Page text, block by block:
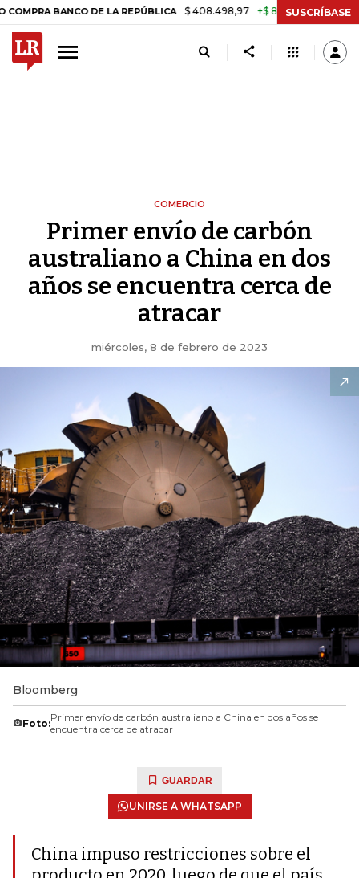
BANCO DE LA REPÚBLICA $ 408.498,97 +$ 8.753,81 +2,19% TASA
SUSCRÍBASE
COMERCIO
Primer envío de carbón
australiano a China en dos
años se encuentra cerca de
atracar
miércoles, 8 de febrero de 2023
Bloomberg
Foto:Primer envío de carbón australiano a China en dos años se
encuentra cerca de atracar
GUARDAR
UNIRSE A WHATSAPP
China impuso restricciones sobre el